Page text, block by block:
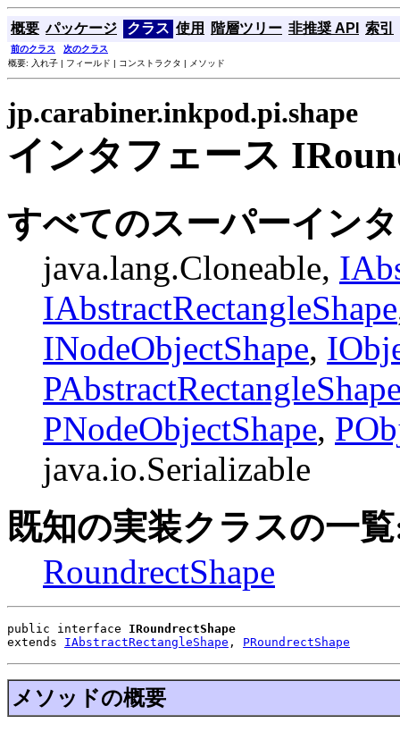
概要 パッケージ クラス 使用 階層ツリー 非推奨 API 索引
前のクラス
次のクラス
概要: 入れ子 | フィールド | コンストラクタ | メソッド
jp.carabiner.inkpod.pi.shape
インタフェース
すべてのスーパーイン
java.lang.Cloneable,
IAbstractRectangleShape
INodeObjectShape,
PNodeObjectShape,
java.io.Serializable
既知の実装クラスの一
RoundrectShape
public interface IRoundrectShape
extends IAbstractRectangleShape , PRoundrectShape
メソッドの概要